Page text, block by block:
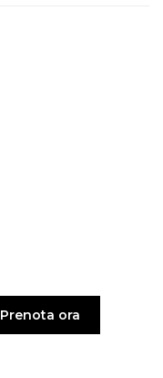
Prenota ora